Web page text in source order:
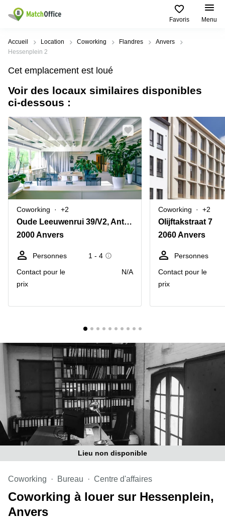
Favoris Menu
Rechercher / publier
Types
d'espaces
Bureaux
Centre
d’affaires
Coworking
Salles
de
réunion
Bureau
virtuel
Villes
Populaires
Alost
Anvers
Bruges
Bruxelles
Bruxelles
Aeroport
Gand
Hasselt
la
Neuve
Wallonie
Recherches
populaires
Bureau
a louer
Bureau à
louer
Bruxelles
Bureau
a louer
Gand
Bureau
à louer
Liège
Centre
Anvers
Centre
d'affaires
Gand
Centre
Coworking
Ixelles
Coworking
Namur
Coworking
Tournai
Salle de
conférence
Aide
Qui sommes-nous?
Publier un bureau
Prix
Connexion
Choisissez une langue
flamand
Accueil Location Coworking Flandres
Anvers
Hessenplein 2
Cet emplacement est loué
Voir des locaux similaires disponibles
ci-dessous :
Coworking +2
Oude Leeuwenrui 39/V2, Antwerpen
2000 Anvers
Personnes
1 - 4
Contact pour le
prix
N/A
Coworking +2
Olijftakstraat 7
2060 Anvers
Personnes
Contact pour le
prix
Lieu non disponible
Coworking Bureau Centre d'affaires
Coworking à louer sur Hessenplein,
Anvers